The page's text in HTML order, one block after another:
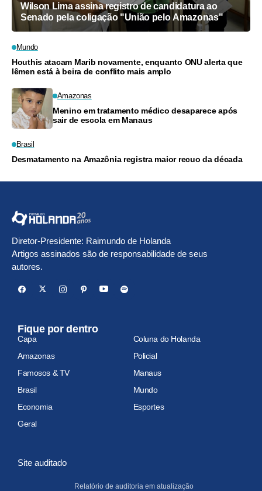
Wilson Lima assina registro de candidatura ao
Senado pela coligação "União pelo Amazonas"
Mundo
Houthis atacam Marib novamente, enquanto ONU alerta que
Iêmen está à beira de conflito mais amplo
Amazonas
Menino em tratamento médico desaparece após
sair de escola em Manaus
Brasil
Desmatamento na Amazônia registra maior recuo da década
Diretor-Presidente: Raimundo de Holanda
Artigos assinados são de responsabilidade de seus
autores.
Fique por dentro
Capa
Coluna do Holanda
Amazonas
Policial
Famosos & TV
Manaus
Brasil
Mundo
Economia
Esportes
Geral
Site auditado
Relatório de auditoria em atualização